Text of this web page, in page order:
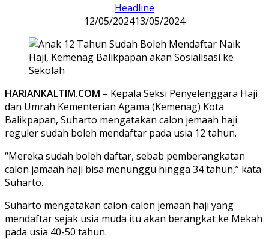
Headline
12/05/202413/05/2024
HARIANKALTIM.COM – Kepala Seksi Penyelenggara Haji
dan Umrah Kementerian Agama (Kemenag) Kota
Balikpapan, Suharto mengatakan calon jemaah haji
reguler sudah boleh mendaftar pada usia 12 tahun.
“Mereka sudah boleh daftar, sebab pemberangkatan
calon jamaah haji bisa menunggu hingga 34 tahun,” kata
Suharto.
Suharto mengatakan calon-calon jemaah haji yang
mendaftar sejak usia muda itu akan berangkat ke Mekah
pada usia 40-50 tahun.